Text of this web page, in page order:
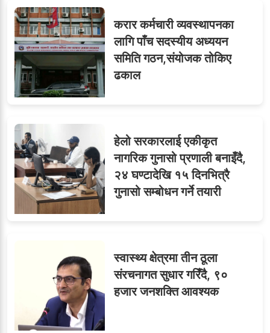
करार कर्मचारी व्यवस्थापनका
लागि पाँच सदस्यीय अध्ययन
समिति गठन,संयोजक तोकिए
ढकाल
हेलो सरकारलाई एकीकृत
नागरिक गुनासो प्रणाली बनाइँदै,
२४ घण्टादेखि १५ दिनभित्रै
गुनासो सम्बोधन गर्ने तयारी
स्वास्थ्य क्षेत्रमा तीन ठूला
संरचनागत सुधार गरिँदै, ९०
हजार जनशक्ति आवश्यक